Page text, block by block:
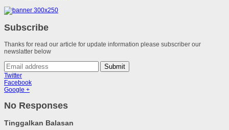
Subscribe
Thanks for read our article for update information please subscriber our
newslatter below
Submit
Twitter
Facebook
Google +
No Responses
Tinggalkan Balasan